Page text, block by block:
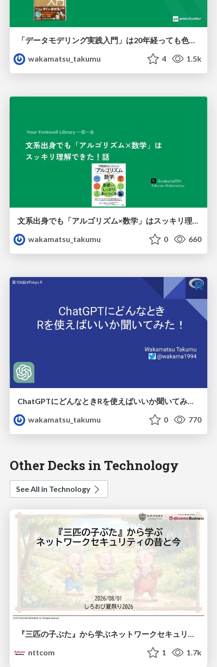
wakamatsu_takumu
4 1.5k
文系出身でも「アルゴリズム×数学」はスッキリ理解できた！話
wakamatsu_takumu
0 660
ChatGPTにどんなときRを使えばいいか聞いてみた！
wakamatsu_takumu
0 770
Other Decks in Technology
See All in Technology
nttcom
1 1.7k